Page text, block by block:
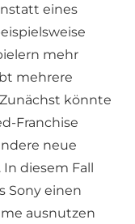
eines
mehr
mehrere
könnte
Franchise
neue
diesem Fall
Sony einen
ausnutzen